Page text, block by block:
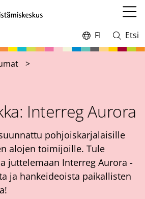
valikko
Vaihda
kieltä,
FI
Avaa
ja
Etsi
Interreg Aurora
pohjoiskarjalaisille
alojen toimijoille. Tule
juttelemaan Interreg Aurora -
ja hankeideoista paikallisten